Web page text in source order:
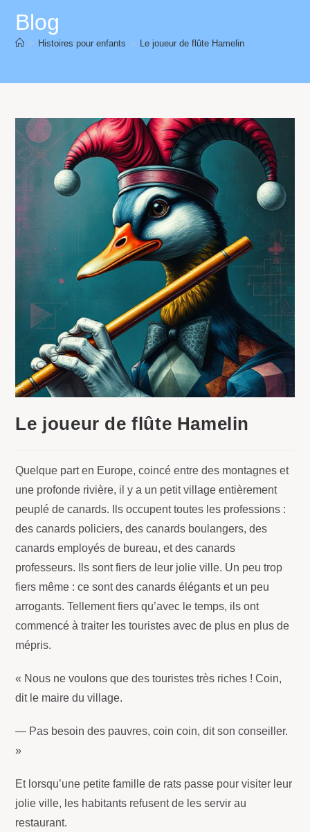
Blog
> Histoires pour enfants > Le joueur de flûte Hamelin
Le joueur de flûte Hamelin
Quelque part en Europe, coincé entre des montagnes et
une profonde rivière, il y a un petit village entièrement
peuplé de canards. Ils occupent toutes les professions :
des canards policiers, des canards boulangers, des
canards employés de bureau, et des canards
professeurs. Ils sont fiers de leur jolie ville. Un peu trop
fiers même : ce sont des canards élégants et un peu
arrogants. Tellement fiers qu’avec le temps, ils ont
commencé à traiter les touristes avec de plus en plus de
mépris.
« Nous ne voulons que des touristes très riches ! Coin,
dit le maire du village.
— Pas besoin des pauvres, coin coin, dit son conseiller.
»
Et lorsqu’une petite famille de rats passe pour visiter leur
jolie ville, les habitants refusent de les servir au
restaurant.